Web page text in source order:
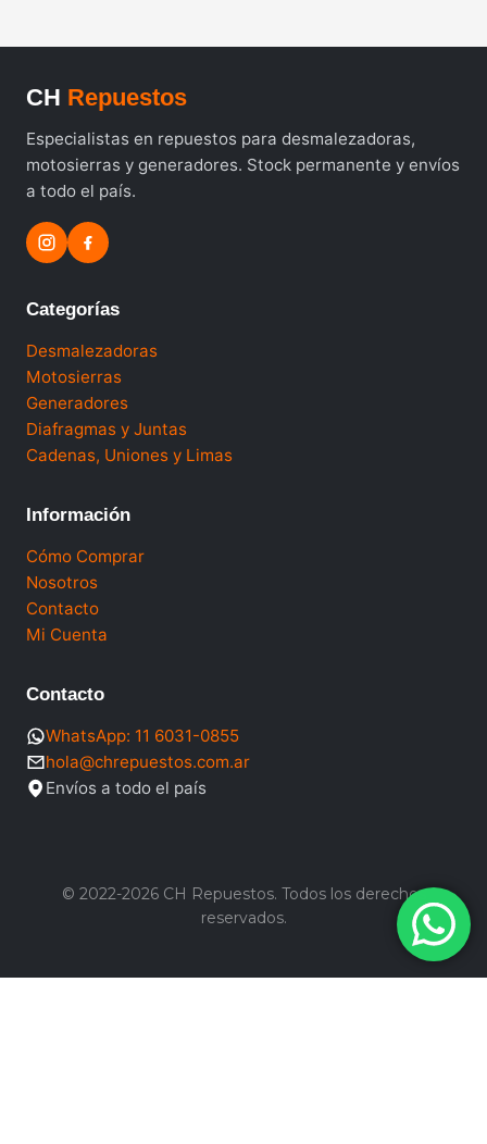
CH Repuestos
Especialistas en repuestos para desmalezadoras,
motosierras y generadores. Stock permanente y envíos
a todo el país.
Categorías
Desmalezadoras
Motosierras
Generadores
Diafragmas y Juntas
Cadenas, Uniones y Limas
Información
Cómo Comprar
Nosotros
Contacto
Mi Cuenta
Contacto
WhatsApp: 11 6031-0855
hola@chrepuestos.com.ar
Envíos a todo el país
© 2022-2026 CH Repuestos. Todos los derechos
reservados.